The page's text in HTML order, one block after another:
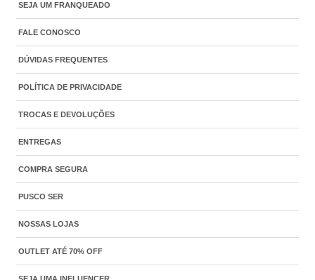
SEJA UM FRANQUEADO
FALE CONOSCO
DÚVIDAS FREQUENTES
POLÍTICA DE PRIVACIDADE
TROCAS E DEVOLUÇÕES
ENTREGAS
COMPRA SEGURA
PUSCO SER
NOSSAS LOJAS
OUTLET ATÉ 70% OFF